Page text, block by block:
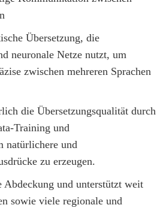
Übersetzung, die
neuronale Netze nutzt, um
zwischen mehreren Sprachen
die Übersetzungsqualität durch
Training und
natürlichere und
zu erzeugen.
Abdeckung und unterstützt weit
sowie viele regionale und